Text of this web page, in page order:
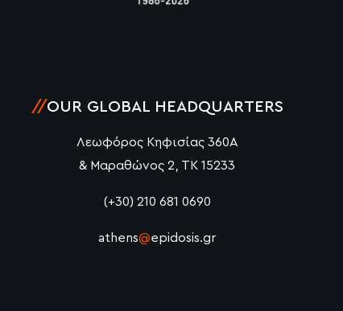
//OUR GLOBAL HEADQUARTERS
Λεωφόρος Κηφισίας 360Α
& Μαραθώνος 2, ΤΚ 15233
(+30) 210 681 0690
athens@epidosis.gr